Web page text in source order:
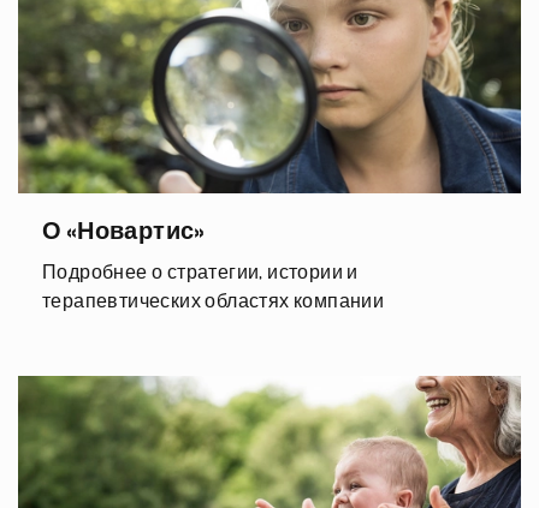
О «Новартис»
Подробнее о стратегии, истории и
терапевтических областях компании